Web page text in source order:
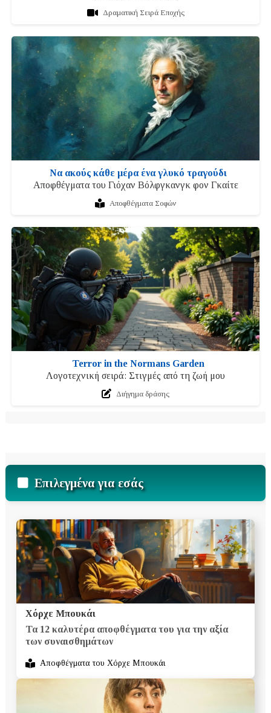
Δραματική Σειρά Εποχής
Να ακούς κάθε μέρα ένα γλυκό τραγούδι
Αποφθέγματα του Γιόχαν Βόλφγκανγκ φον Γκαίτε
Αποφθέγματα Σοφών
Terror in the Normans Garden
Λογοτεχνική σειρά: Στιγμές από τη ζωή μου
Διήγημα δράσης
Επιλεγμένα για εσάς
Χόρχε Μπουκάι
Τα 12 καλυτέρα αποφθέγματα του για την αξία
των συναισθημάτων
Αποφθέγματα του Χόρχε Μπουκάι